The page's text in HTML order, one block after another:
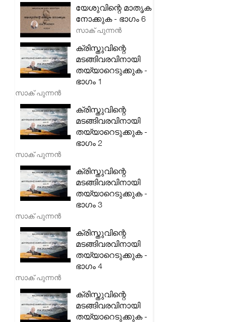
യേശുവിന്റെ മാതൃക
നോക്കുക - ഭാഗം 6
സാക് പുന്നൻ
ക്രിസ്തുവിന്റെ
മടങ്ങിവരവിനായി
തയ്യാറെടുക്കുക -
ഭാഗം 1
സാക് പുന്നൻ
ക്രിസ്തുവിന്റെ
മടങ്ങിവരവിനായി
തയ്യാറെടുക്കുക -
ഭാഗം 2
സാക് പുന്നൻ
ക്രിസ്തുവിന്റെ
മടങ്ങിവരവിനായി
തയ്യാറെടുക്കുക -
ഭാഗം 3
സാക് പുന്നൻ
ക്രിസ്തുവിന്റെ
മടങ്ങിവരവിനായി
തയ്യാറെടുക്കുക -
ഭാഗം 4
സാക് പുന്നൻ
ക്രിസ്തുവിന്റെ
മടങ്ങിവരവിനായി
തയ്യാറെടുക്കുക -